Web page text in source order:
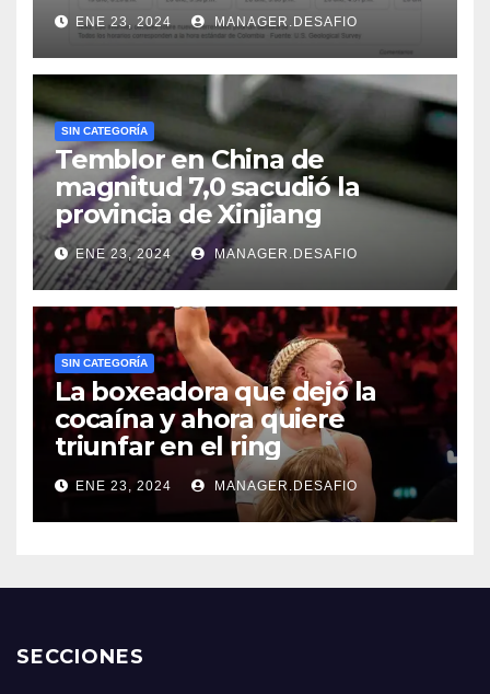
ENE 23, 2024 MANAGER.DESAFIO
SIN CATEGORÍA
Temblor en China de
magnitud 7,0 sacudió la
provincia de Xinjiang
ENE 23, 2024 MANAGER.DESAFIO
SIN CATEGORÍA
La boxeadora que dejó la
cocaína y ahora quiere
triunfar en el ring​
ENE 23, 2024 MANAGER.DESAFIO
SECCIONES